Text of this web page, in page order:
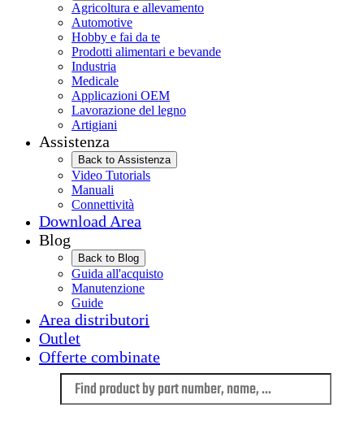
Agricoltura e allevamento
Automotive
Hobby e fai da te
Prodotti alimentari e bevande
Industria
Medicale
Applicazioni OEM
Lavorazione del legno
Artigiani
Assistenza
Back to Assistenza
Video Tutorials
Manuali
Connettività
Download Area
Blog
Back to Blog
Guida all'acquisto
Manutenzione
Guide
Area distributori
Outlet
Offerte combinate